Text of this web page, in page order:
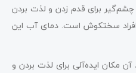
چشم‌گیر برای قدم زدن و لذت بردن
سختکوش است. دمای آب این
مکان ایده‌آلی برای لذت بردن و